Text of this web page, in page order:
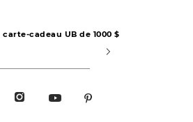
cadeau UB de 1000 $
Submit